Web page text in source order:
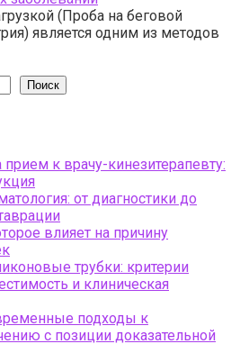
(Проба на беговой
является одним из методов
Поиск
прием к врачу-кинезитерапевту:
от диагностики до
влияет на причину
трубки: критерии
и клиническая
подходы к
с позиции доказательной